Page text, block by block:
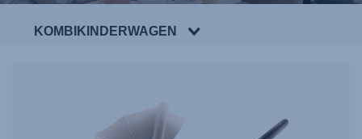
KOMBIKINDERWAGEN